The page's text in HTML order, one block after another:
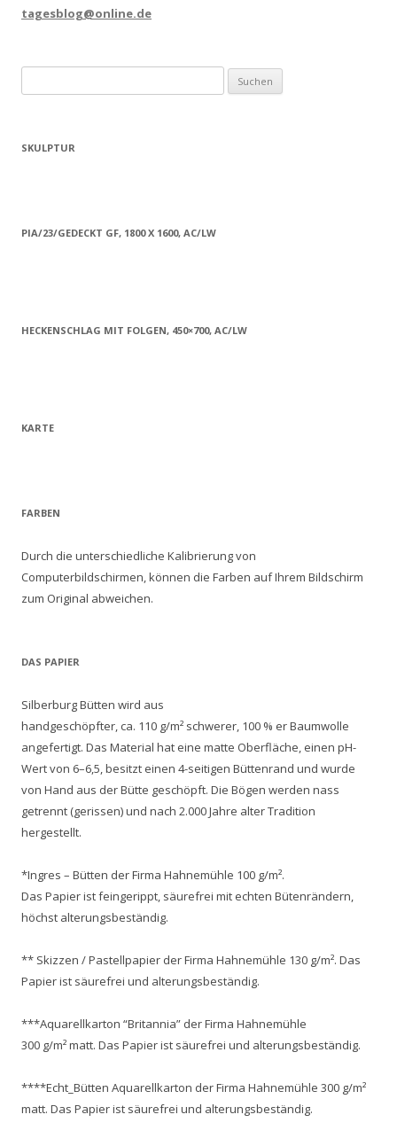
tagesblog@online.de
nach:
SKULPTUR
PIA/23/GEDECKT GF, 1800 X 1600, AC/LW
HECKENSCHLAG MIT FOLGEN, 450×700, AC/LW
KARTE
FARBEN
Durch die unterschiedliche Kalibrierung von
Computerbildschirmen, können die Farben auf Ihrem Bildschirm
zum Original abweichen.
DAS PAPIER
Silberburg Bütten wird aus
handgeschöpfter, ca. 110 g/m² schwerer, 100 % er Baumwolle
angefertigt. Das Material hat eine matte Oberfläche, einen pH-
Wert von 6–6,5, besitzt einen 4-seitigen Büttenrand und wurde
von Hand aus der Bütte geschöpft. Die Bögen werden nass
getrennt (gerissen) und nach 2.000 Jahre alter Tradition
hergestellt.
*Ingres – Bütten der Firma Hahnemühle 100 g/m².
Das Papier ist feingerippt, säurefrei mit echten Bütenrändern,
höchst alterungsbeständig.
** Skizzen / Pastellpapier der Firma Hahnemühle 130 g/m². Das
Papier ist säurefrei und alterungsbeständig.
***Aquarellkarton “Britannia” der Firma Hahnemühle
300 g/m² matt. Das Papier ist säurefrei und alterungsbeständig.
****Echt_Bütten Aquarellkarton der Firma Hahnemühle 300 g/m²
matt. Das Papier ist säurefrei und alterungsbeständig.